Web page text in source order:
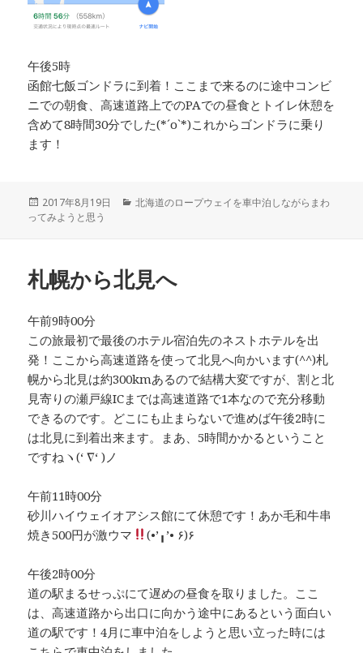
午後5時
函館七飯ゴンドラに到着！ここまで来るのに途中コンビ
ニでの朝食、高速道路上でのPAでの昼食とトイレ休憩を
含めて8時間30分でした(*´ο`*)これからゴンドラに乗り
ます！
投
稿
2017年8月19日
カ
北海道のロープウェイを車中泊しながらまわ
ってみようと思う
札幌から北見へ
午前9時00分
この旅最初で最後のホテル宿泊先のネストホテルを出
発！ここから高速道路を使って北見へ向かいます(^^)札
幌から北見は約300kmあるので結構大変ですが、割と北
見寄りの瀬戸線ICまでは高速道路で1本なので充分移動
できるのです。どこにも止まらないで進めば午後2時に
は北見に到着出来ます。まあ、5時間かかるということ
ですねヽ(‘ ∇‘ )ノ
午前11時00分
砂川ハイウェイオアシス館にて休憩です！あか毛和牛串
焼き500円が激ウマ
(•’╻’• ۶)۶
午後2時00分
道の駅まるせっぷにて遅めの昼食を取りました。ここ
は、高速道路から出口に向かう途中にあるという面白い
道の駅です！4月に車中泊をしようと思い立った時には